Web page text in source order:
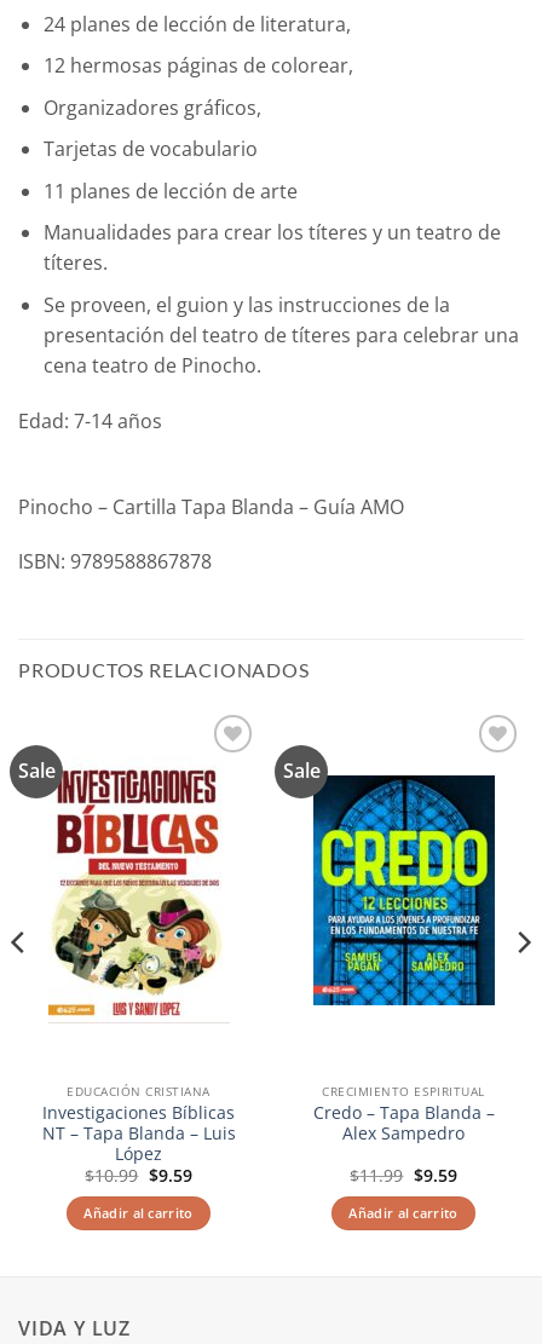
24 planes de lección de literatura,
12 hermosas páginas de colorear,
Organizadores gráficos,
Tarjetas de vocabulario
11 planes de lección de arte
Manualidades para crear los títeres y un teatro de
títeres.
Se proveen, el guion y las instrucciones de la
presentación del teatro de títeres para celebrar una
cena teatro de Pinocho.
Edad: 7-14 años
Pinocho – Cartilla Tapa Blanda – Guía AMO
ISBN: 9789588867878
PRODUCTOS RELACIONADOS
Sale
Añadir
a la
lista de
deseos
EDUCACIÓN CRISTIANA
Investigaciones Bíblicas
NT – Tapa Blanda – Luis
López
$10.99 El
precio
original
era:
$10.99.
$9.59El
actual
es:
$9.59.
Añadir al carrito
Sale
lista de
deseos
CRECIMIENTO ESPIRITUAL
Credo – Tapa Blanda –
Alex Sampedro
$11.99 El
precio
original
era:
$11.99.
$9.59El
actual
es:
$9.59.
Añadir al carrito
VIDA Y LUZ